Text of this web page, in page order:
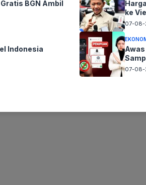
BGN Ambil
ke
07-08-
Indonesia
07-08-